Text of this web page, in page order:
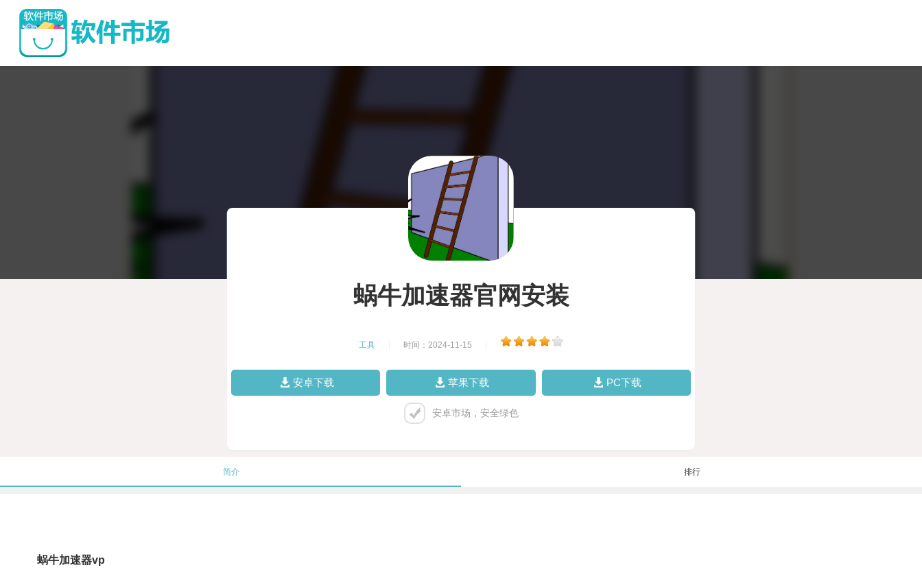
蜗牛加速器官网安装
工具 时间：2024-11-15
安卓下载 苹果下载 PC下载
安卓市场，安全绿色
简介 排行
蜗牛加速器vp